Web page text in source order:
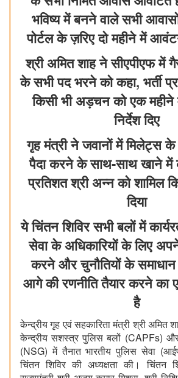
भविष्य में बनने वाले सभी
पोर्टल के ज़रिए दो महीने में
श्री अमित शाह ने सीएपीएफ में
के सभी पद भरने को कहा, भर्ती
किसी भी अड़चन को एक
निर्देश दिए
गृह मंत्री ने जवानों में मिलेट्स
पैदा करने के साथ-साथ खाने
प्रतिशत श्री अन्न को शामिल
दिया
ये चिंतन शिविर सभी बलों में
सेवा के अधिकारियों के लिए
करने और चुनौतियों के समाधान
आगे की रणनीति तैयार करने का
है
केन्द्रीय गृह एवं सहकारिता मंत्री श्री अमित
केन्द्रीय सशस्त्र पुलिस बलों (CAPFs) और
(NSG) में तैनात भारतीय पुलिस सेवा
चिंतन शिविर की अध्यक्षता की। चिंतन